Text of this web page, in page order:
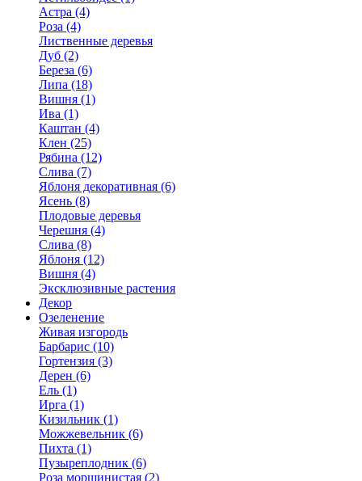
Астра (4)
Роза (4)
Лиственные деревья
Дуб (2)
Береза (6)
Липа (18)
Вишня (1)
Ива (1)
Каштан (4)
Клен (25)
Рябина (12)
Слива (7)
Яблоня декоративная (6)
Ясень (8)
Плодовые деревья
Черешня (4)
Слива (8)
Яблоня (12)
Вишня (4)
Эксклюзивные растения
Декор
Озеленение
Живая изгородь
Барбарис (10)
Гортензия (3)
Дерен (6)
Ель (1)
Ирга (1)
Кизильник (1)
Можжевельник (6)
Пихта (1)
Пузыреплодник (6)
Роза морщинистая (2)